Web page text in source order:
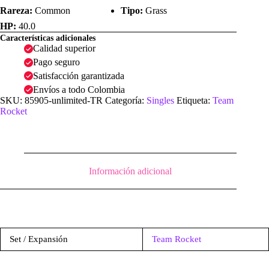
Rareza: Common Tipo: Grass
HP: 40.0
Características adicionales
Calidad superior
Pago seguro
Satisfacción garantizada
Envíos a todo Colombia
SKU: 85905-unlimited-TR Categoría: Singles Etiqueta: Team
Rocket
Información adicional
Set / Expansión Team Rocket